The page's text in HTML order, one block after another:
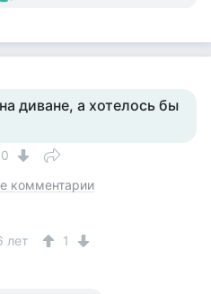
диване, а хотелось бы
0
комментарии
лет 1